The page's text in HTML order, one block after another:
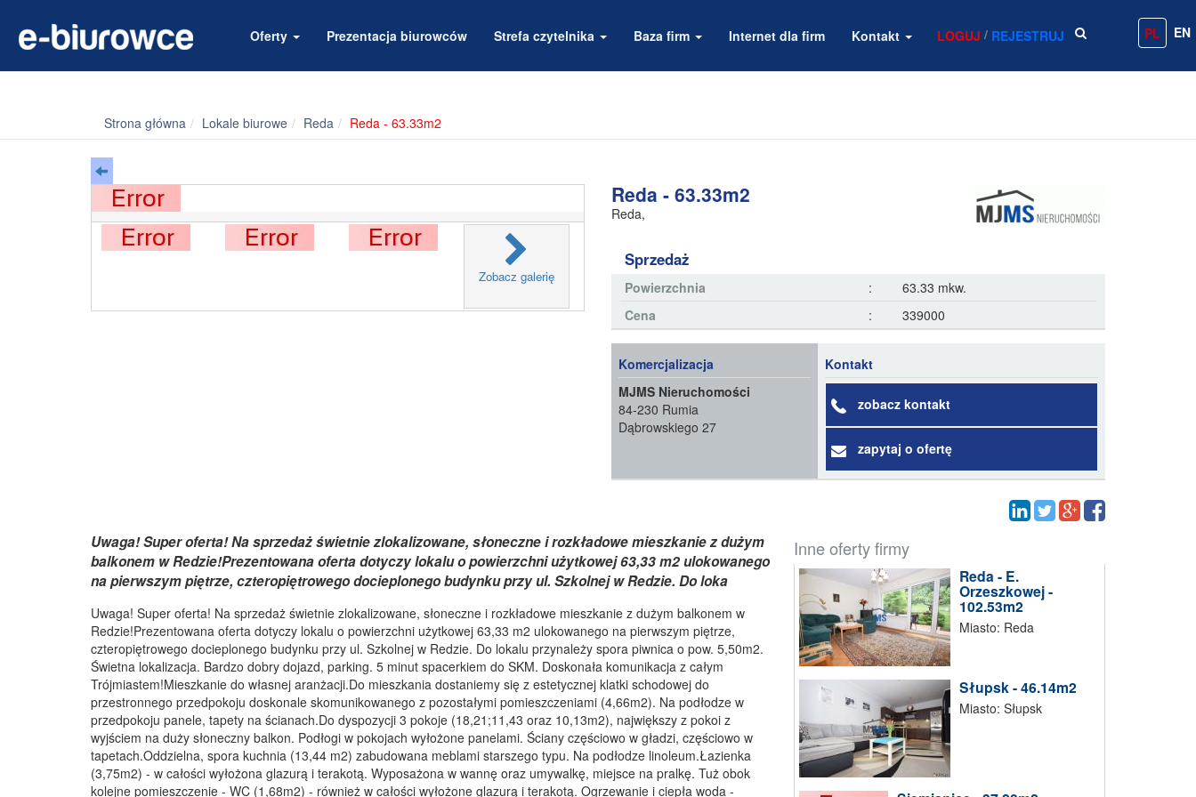
Oferty Prezentacja biurowców Strefa czytelnika Baza firm Internet dla firm Kontakt LOGUJ / REJESTRUJ PL EN
Strona główna Lokale biurowe Reda Reda - 63.33m2
Zobacz galerię
Reda - 63.33m2
Reda,
Sprzedaż
Powierzchnia :
63.33 mkw.
Cena
: 339000
Komercjalizacja
MJMS Nieruchomości
84-230 Rumia
Dąbrowskiego 27
Kontakt
zobacz kontakt
zapytaj o ofertę
Inne oferty firmy
Reda - E.
Orzeszkowej -
102.53m2
Miasto: Reda
Słupsk - 46.14m2
Miasto: Słupsk
Uwaga! Super oferta! Na sprzedaż świetnie zlokalizowane, słoneczne i rozkładowe mieszkanie z dużym
balkonem w Redzie!Prezentowana oferta dotyczy lokalu o powierzchni użytkowej 63,33 m2 ulokowanego
na pierwszym piętrze, czteropiętrowego docieplonego budynku przy ul. Szkolnej w Redzie. Do loka
Uwaga! Super oferta! Na sprzedaż świetnie zlokalizowane, słoneczne i rozkładowe mieszkanie z dużym balkonem w
Redzie!Prezentowana oferta dotyczy lokalu o powierzchni użytkowej 63,33 m2 ulokowanego na pierwszym piętrze,
czteropiętrowego docieplonego budynku przy ul. Szkolnej w Redzie. Do lokalu przynależy spora piwnica o pow. 5,50m2.
Świetna lokalizacja. Bardzo dobry dojazd, parking. 5 minut spacerkiem do SKM. Doskonała komunikacja z całym
Trójmiastem!Mieszkanie do własnej aranżacji.Do mieszkania dostaniemy się z estetycznej klatki schodowej do
przestronnego przedpokoju doskonale skomunikowanego z pozostałymi pomieszczeniami (4,66m2). Na podłodze w
przedpokoju panele, tapety na ścianach.Do dyspozycji 3 pokoje (18,21;11,43 oraz 10,13m2), największy z pokoi z
wyjściem na duży słoneczny balkon. Podłogi w pokojach wyłożone panelami. Ściany częściowo w gładzi, częściowo w
tapetach.Oddzielna, spora kuchnia (13,44 m2) zabudowana meblami starszego typu. Na podłodze linoleum.Łazienka
(3,75m2) - w całości wyłożona glazurą i terakotą. Wyposażona w wannę oraz umywalkę, miejsce na pralkę. Tuż obok
kolejne pomieszczenie - WC (1,68m2) - również w całości wyłożone glazurą i terakotą. Ogrzewanie i ciepła woda -